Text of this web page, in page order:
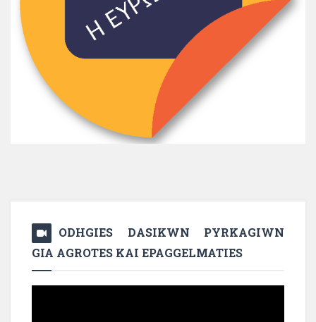
ODHGIES DASIKWN PYRKAGIWN
GIA AGROTES KAI EPAGGELMATIES